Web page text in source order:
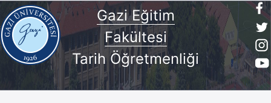
Gazi Eğitim
Fakültesi
Tarih Öğretmenliği